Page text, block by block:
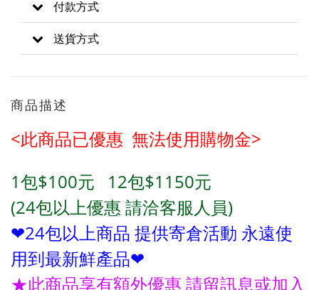
付款方式
送貨方式
商品描述
<此商品已優惠 無法使用購物金>
1包$100元 12包$1150元
(24包以上優惠 請洽客服人員)
❤24包以上商品 提供寄倉活動 永遠使
用到最新鮮產品❤
★此商品享有額外優惠 請留訊息或加入